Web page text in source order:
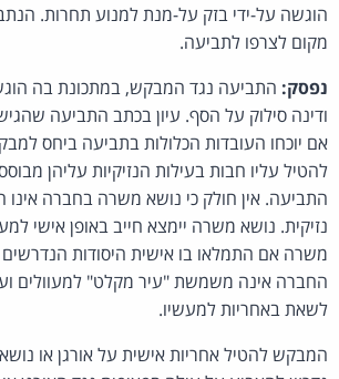
מקום לצרפו לתביעה.
נפסק: התביעה נגד המבקש, במתכונת בה
ודינה סילוק על הסף. עיון בכתב התביעה
אם יוכחו העובדות הכלולות בתביעה ביחס
להטיל עליו חבות בעילות הנזיקיות עליהן
התביעה. אין חולק כי נושא משרה בחברה אינו
נזיקית. נושא משרה יימצא חייב באופן אישי
משרה אם התמלאו בו אישית היסודות
החברה אינה משמשת "עיר מקלט" למעוולים
לשאת באחריות למעשיו.
המבקש להטיל אחריות אישית על אורגן או